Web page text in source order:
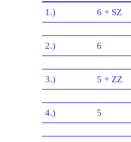
1.) 6 + SZ
2.) 6
3.) 5 + ZZ
4.) 5